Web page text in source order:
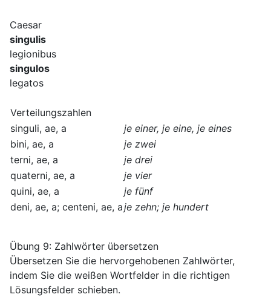
Caesar
singulis
legionibus
singulos
legatos
Verteilungszahlen
singuli, ae, a
je einer, je eine, je eines
bini, ae, a
je zwei
terni, ae, a
je drei
quaterni, ae, a
je vier
quini, ae, a
je fünf
deni, ae, a; centeni, ae, aje zehn; je hundert
Übung 9: Zahlwörter übersetzen
Übersetzen Sie die hervorgehobenen Zahlwörter,
indem Sie die weißen Wortfelder in die richtigen
Lösungsfelder schieben.